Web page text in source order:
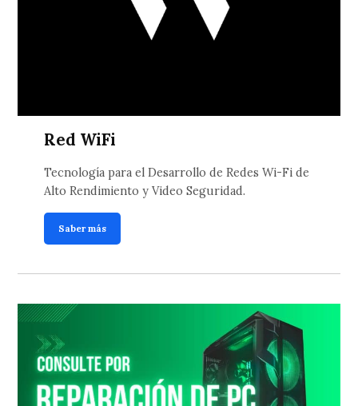
Red WiFi
Tecnología para el Desarrollo de Redes Wi-Fi de
Alto Rendimiento y Video Seguridad.
Saber más